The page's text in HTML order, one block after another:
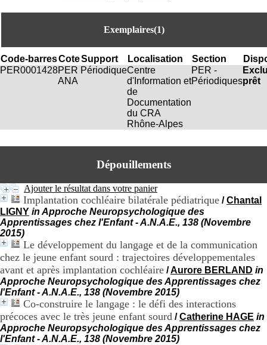
Exemplaires(1)
Code-barresCoteSupport Localisation Section
PER0001428PER
ANA
PériodiqueCentre
d'Information et
de
Documentation
du CRA
Rhône-Alpes
PER -
Périodiquesprêt
Dépouillements
Ajouter le résultat dans votre panier
Implantation cochléaire bilatérale pédiatrique /Chantal
LIGNY in Approche Neuropsychologique des
Apprentissages chez l'Enfant - A.N.A.E., 138 (Novembre
2015)
Le développement du langage et de la communication
chez le jeune enfant sourd : trajectoires développementales
avant et après implantation cochléaire /Aurore BERLAND in
Approche Neuropsychologique des Apprentissages chez
l'Enfant - A.N.A.E., 138 (Novembre 2015)
Co-construire le langage : le défi des interactions
précoces avec le très jeune enfant sourd /Catherine HAGE in
Approche Neuropsychologique des Apprentissages chez
l'Enfant - A.N.A.E., 138 (Novembre 2015)
ô
-
A
l
n
o
s
p
i
l
i
e
r
l
e
V
i
n